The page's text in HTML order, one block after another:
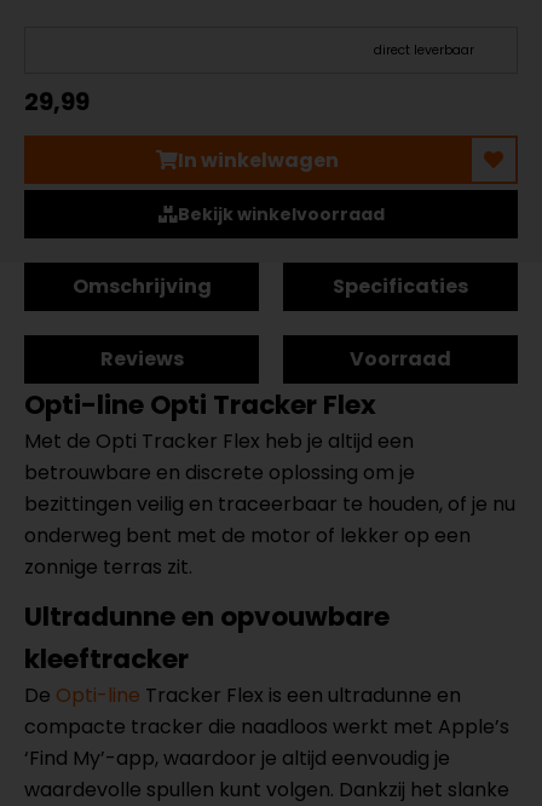
direct leverbaar
29,99
In winkelwagen
Bekijk winkelvoorraad
Omschrijving Specificaties
Reviews Voorraad
Opti-line Opti Tracker Flex
Met de Opti Tracker Flex heb je altijd een
betrouwbare en discrete oplossing om je
bezittingen veilig en traceerbaar te houden, of je nu
onderweg bent met de motor of lekker op een
zonnige terras zit.
Ultradunne en opvouwbare
kleeftracker
De Opti-line Tracker Flex is een ultradunne en
compacte tracker die naadloos werkt met Apple’s
‘Find My’-app, waardoor je altijd eenvoudig je
waardevolle spullen kunt volgen. Dankzij het slanke